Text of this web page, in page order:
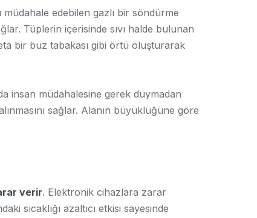
edebilen gazlı bir söndürme
Tüplerin içerisinde sıvı halde bulunan
bir buz tabakası gibi örtü oluşturarak
insan müdahalesine gerek duymadan
sağlar. Alanın büyüklüğüne göre
verir. Elektronik cihazlara zarar
sıcaklığı azaltıcı etkisi sayesinde